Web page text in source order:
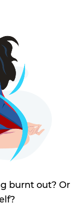
burnt out? Or